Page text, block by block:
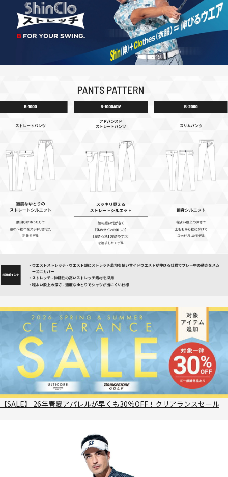
【SALE】 26年春夏アパレルが早くも30％OFF！クリアランスセール